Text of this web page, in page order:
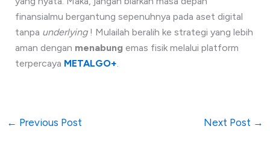
finansialmu bergantung sepenuhnya pada aset digital
tanpa underlying! Mulailah beralih ke strategi yang lebih
aman dengan menabung emas fisik melalui platform
terpercaya METALGO+
← Previous Post Next Post →